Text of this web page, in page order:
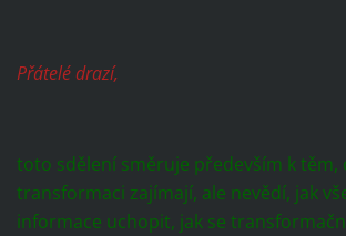
Přátelé drazí,
toto sdělení směruje především k těm,
transformaci zajímají, ale nevědí, jak
informace uchopit, jak se